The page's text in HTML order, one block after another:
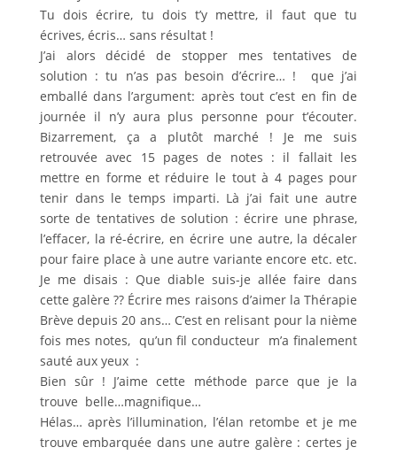
Tu dois écrire, tu dois t’y mettre, il faut que tu
écrives, écris… sans résultat !
J’ai alors décidé de stopper mes tentatives de
solution : tu n’as pas besoin d’écrire… ! que j’ai
emballé dans l’argument: après tout c’est en fin de
journée il n’y aura plus personne pour t’écouter.
Bizarrement, ça a plutôt marché ! Je me suis
retrouvée avec 15 pages de notes : il fallait les
mettre en forme et réduire le tout à 4 pages pour
tenir dans le temps imparti. Là j’ai fait une autre
sorte de tentatives de solution : écrire une phrase,
l’effacer, la ré-écrire, en écrire une autre, la décaler
pour faire place à une autre variante encore etc. etc.
Je me disais : Que diable suis-je allée faire dans
cette galère ?? Écrire mes raisons d’aimer la Thérapie
Brève depuis 20 ans… C’est en relisant pour la nième
fois mes notes, qu’un fil conducteur m’a finalement
sauté aux yeux :
Bien sûr ! J’aime cette méthode parce que je la
trouve belle…magnifique…
Hélas… après l’illumination, l’élan retombe et je me
trouve embarquée dans une autre galère : certes je